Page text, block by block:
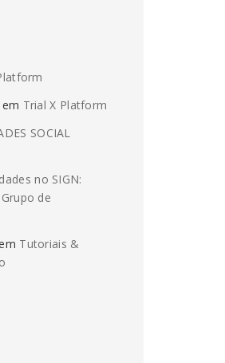
em Trial X Platform
SOCIAL
no SIGN:
de
Tutoriais &